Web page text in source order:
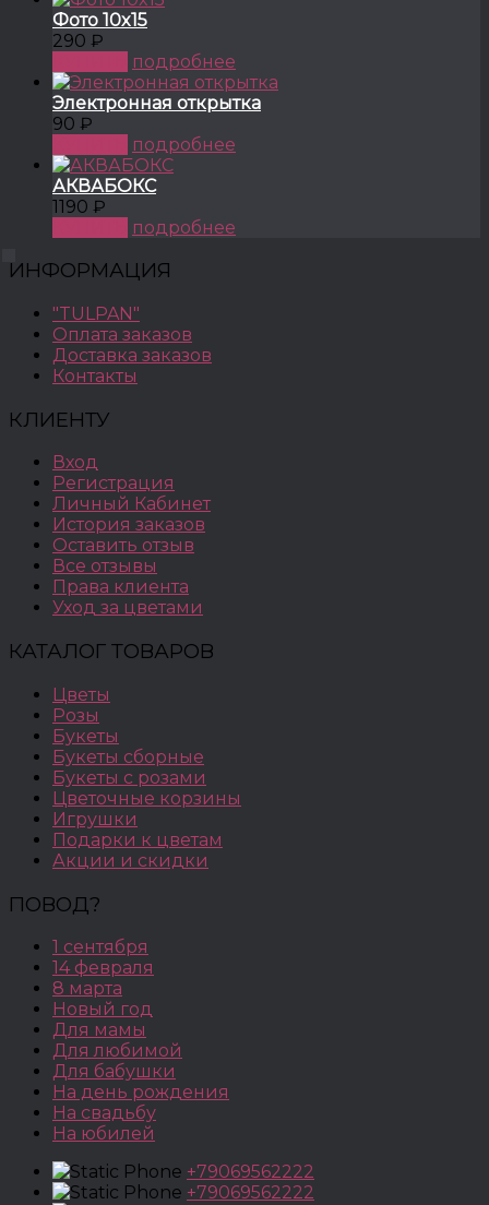
Фото 10x15
290 ₽
подробнее
Электронная открытка
90 ₽
подробнее
АКВАБОКС
1190 ₽
подробнее
ИНФОРМАЦИЯ
"TULPAN"
Оплата заказов
Доставка заказов
Контакты
КЛИЕНТУ
Вход
Регистрация
Личный Кабинет
История заказов
Оставить отзыв
Все отзывы
Права клиента
Уход за цветами
КАТАЛОГ ТОВАРОВ
Цветы
Розы
Букеты
Букеты сборные
Букеты с розами
Цветочные корзины
Игрушки
Подарки к цветам
Акции и скидки
ПОВОД?
1 сентября
14 февраля
8 марта
Новый год
Для мамы
Для любимой
Для бабушки
На день рождения
На свадьбу
На юбилей
+79069562222
+79069562222